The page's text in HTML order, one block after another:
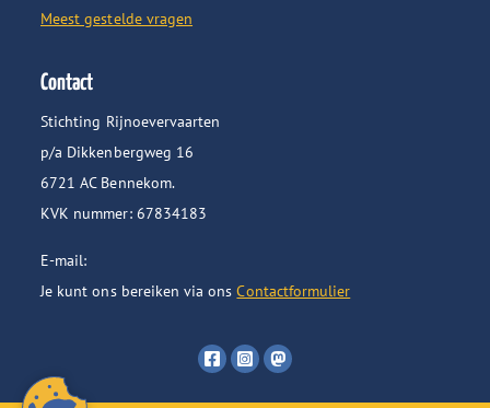
Meest gestelde vragen
Contact
Stichting Rijnoevervaarten
p/a Dikkenbergweg 16
6721 AC Bennekom.
KVK nummer: 67834183
E-mail:
Je kunt ons bereiken via onsContactformulier
Volg
op
Volg
op
Volg
op